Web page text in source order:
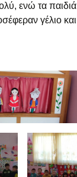
στήριξη…
εξ
εξ
Ένταξης… εξ
ενώ τα
γέλιο